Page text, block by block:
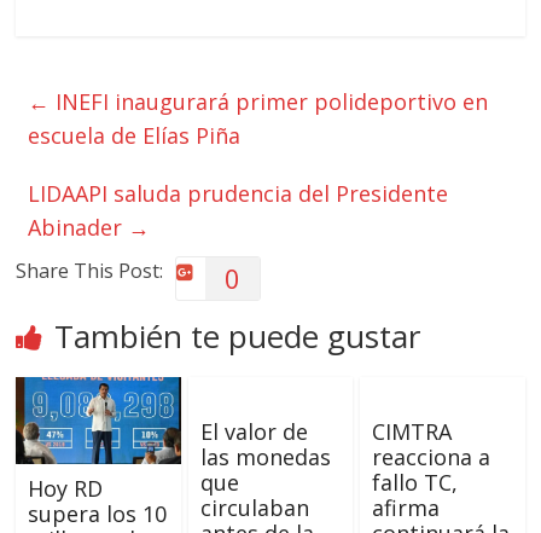
← INEFI inaugurará primer polideportivo en
escuela de Elías Piña
LIDAAPI saluda prudencia del Presidente
Abinader →
Share This Post: 0
También te puede gustar
Hoy RD
supera los 10
El valor de
las monedas
que
circulaban
CIMTRA
reacciona a
fallo TC,
afirma